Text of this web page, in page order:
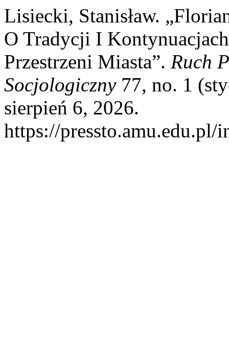
Lisiecki, Stanisław.
O Tradycji I
Przestrzeni Miasta”. Ruch
Socjologiczny77, no. 1
sierpień 6, 2026.
https://